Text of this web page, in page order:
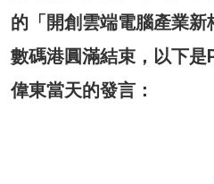
的「開創雲端電腦產業
數碼港圓滿結束，以下
偉東當天的發言：